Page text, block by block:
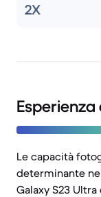
2X
Le capacità
determinante
Galaxy S23